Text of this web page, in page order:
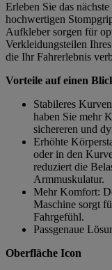
Erleben Sie das
hochwertigen
Aufkleber sorgen für
Verkleidungsteilen
die Ihr Fahrerlebnis
Vorteile auf einen
Stabileres
haben Sie mehr
sichereren und
Erhöhte
oder in den
reduziert die
Armmuskulatur.
Mehr Komfort:
Maschine sorgt
Fahrgefühl.
Passgenaue
Oberfläche Icon